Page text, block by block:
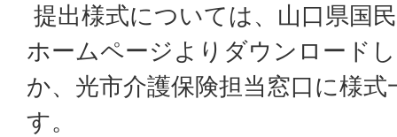
提出様式については、山口県国
ホームページよりダウンロード
か、光市介護保険担当窓口に様
す。